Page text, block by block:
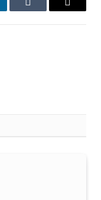
Tumblr Email